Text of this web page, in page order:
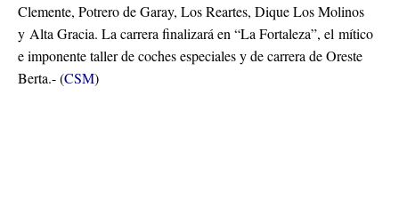
Clemente, Potrero de Garay, Los Reartes, Dique Los Molinos
y Alta Gracia. La carrera finalizará en “La Fortaleza”, el mítico
e imponente taller de coches especiales y de carrera de Oreste
Berta.- (CSM)